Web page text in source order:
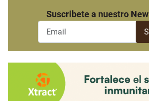
Suscribete a nuestro